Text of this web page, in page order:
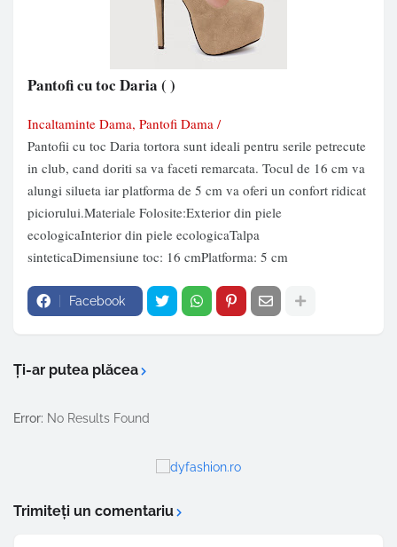
Pantofi cu toc Daria ( )
Incaltaminte Dama, Pantofi Dama /
Pantofii cu toc Daria tortora sunt ideali pentru serile petrecute
in club, cand doriti sa va faceti remarcata. Tocul de 16 cm va
alungi silueta iar platforma de 5 cm va oferi un confort ridicat
piciorului.Materiale Folosite:Exterior din piele
ecologicaInterior din piele ecologicaTalpa
sinteticaDimensiune toc: 16 cmPlatforma: 5 cm
Facebook
Ți-ar putea plăcea
Error: No Results Found
Trimiteți un comentariu